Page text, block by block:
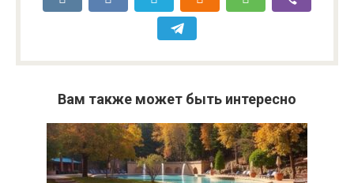
Вам также может быть интересно